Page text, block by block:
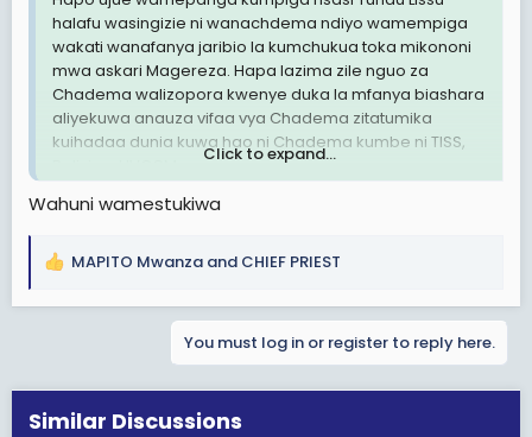
halafu wasingizie ni wanachdema ndiyo wamempiga
wakati wanafanya jaribio la kumchukua toka mikononi
mwa askari Magereza. Hapa lazima zile nguo za
Chadema walizopora kwenye duka la mfanya biashara
aliyekuwa anauza vifaa vya Chadema zitatumika
kuihadaa dunia kuwa hao ni Chadema kumbe ni TISS,
Click to expand...
Wahuni wamestukiwa
R
i
o
MAPITO Mwanza and CHIEF PRIEST
You must log in or register to reply here.
Similar Discussions